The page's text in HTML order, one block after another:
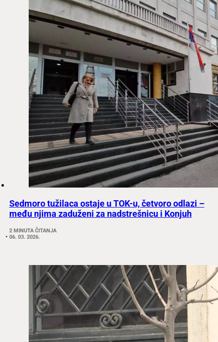
Sedmoro tužilaca ostaje u TOK-u, četvoro odlazi –
među njima zaduženi za nadstrešnicu i Konjuh
2 MINUTA ČITANJA
06. 03. 2026.